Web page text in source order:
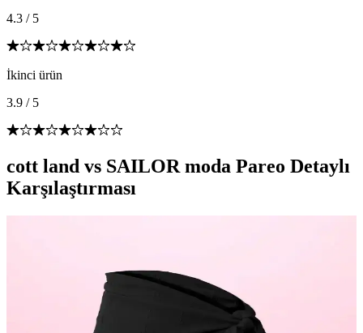
4.3 / 5
İkinci ürün
3.9 / 5
cott land vs SAILOR moda Pareo Detaylı
Karşılaştırması